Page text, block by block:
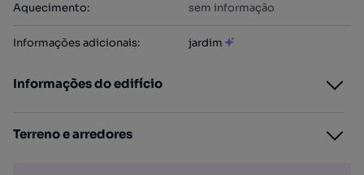
Aquecimento: sem informação
Informações adicionais: jardim
Informações do edifício
Terreno e arredores